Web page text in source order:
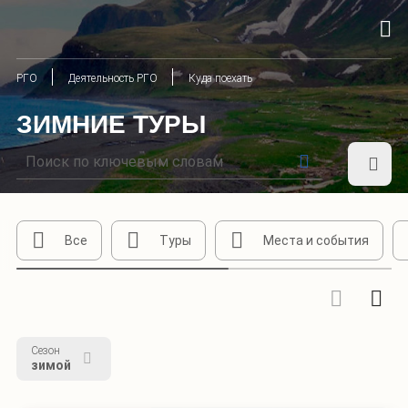
РГО Деятельность РГО Куда поехать
ЗИМНИЕ ТУРЫ
Все Туры Места и события
Сезон
зимой